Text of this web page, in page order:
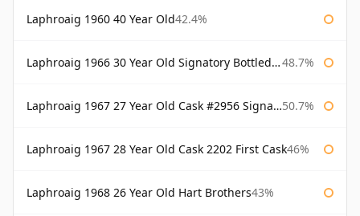
Laphroaig 1960 40 Year Old42.4%
Laphroaig 1966 30 Year Old Signatory Bottled 1996 48.7%
Laphroaig 1967 27 Year Old Cask #2956 Signatory 50.7%
Laphroaig 1967 28 Year Old Cask 2202 First Cask46%
Laphroaig 1968 26 Year Old Hart Brothers43%